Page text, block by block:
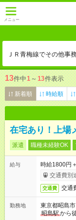
メニュー
ＪＲ青梅線でその他事
13件中1 ～ 13件表示
新着順 時給順
在宅あり！上場
派遣 職種未経験OK
給与
時給1800円
交通費別
交通費 交通
勤務地
東京都昭島市
昭島駅から